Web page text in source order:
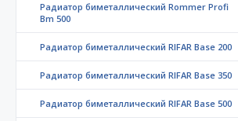
Радиатор биметаллический Rommer Profi
Bm 500
Радиатор биметаллический RIFAR Base 200
Радиатор биметаллический RIFAR Base 350
Радиатор биметаллический RIFAR Base 500